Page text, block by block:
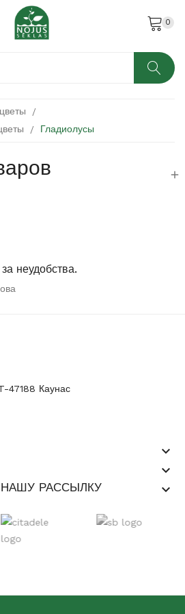
0
Гладиолусы

неудобства.
47188 Каунас
keyboard_arrow_down
keyboard_arrow_down
РАССЫЛКУ keyboard_arrow_down